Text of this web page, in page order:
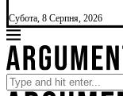
Субота, 8 Серпня, 2026